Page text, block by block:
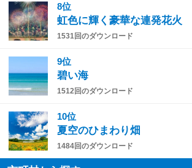
8位
虹色に輝く豪華な連発花火
1531回のダウンロード
9位
碧い海
1512回のダウンロード
10位
夏空のひまわり畑
1484回のダウンロード